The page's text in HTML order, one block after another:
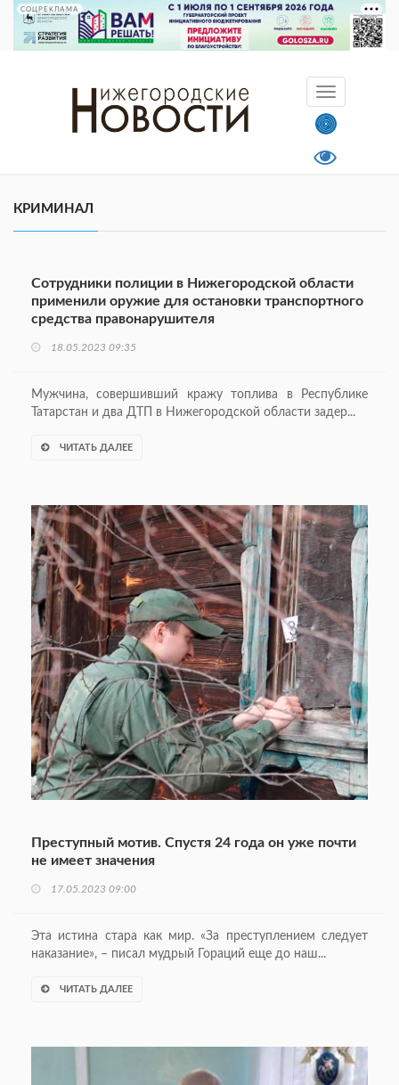
СОЦРЕКЛАМА
КРИМИНАЛ
Сотрудники полиции в Нижегородской области
применили оружие для остановки транспортного
средства правонарушителя
18.05.2023 09:35
Мужчина, совершивший кражу топлива в Республике
Татарстан и два ДТП в Нижегородской области задер...
ЧИТАТЬ ДАЛЕЕ
Преступный мотив. Спустя 24 года он уже почти
не имеет значения
17.05.2023 09:00
Эта истина стара как мир. «За преступлением следует
наказание», – писал мудрый Гораций еще до наш...
ЧИТАТЬ ДАЛЕЕ